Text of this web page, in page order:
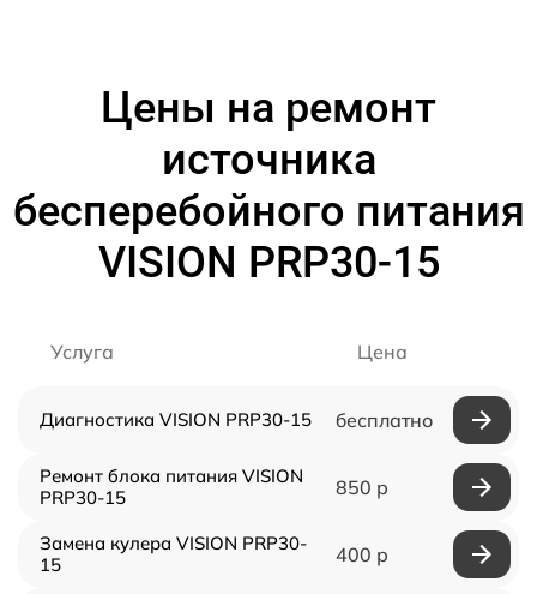
Цены на ремонт
источника
бесперебойного питания
VISION PRP30-15
Услуга Цена
Диагностика VISION PRP30-15 бесплатно
Ремонт блока питания VISION
PRP30-15
850 р
Замена кулера VISION PRP30-
15
400 р